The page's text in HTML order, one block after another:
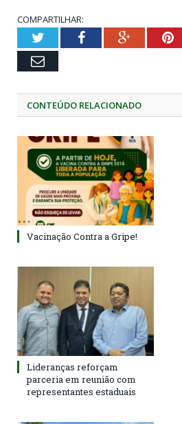
COMPARTILHAR:
TwitterFacebookGoogle+
Email
CONTEÚDO RELACIONADO
Vacinação Contra a Gripe!
Lideranças reforçam
parceria em reunião com
representantes estaduais